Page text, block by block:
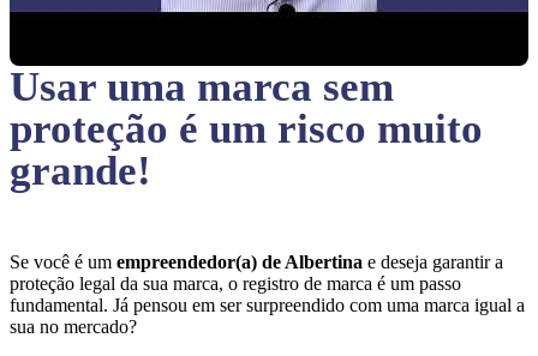
Usar uma marca sem
proteção é um risco muito
grande!
Se você é um empreendedor(a) de Albertina e deseja garantir a
proteção legal da sua marca, o registro de marca é um passo
fundamental. Já pensou em ser surpreendido com uma marca igual a
sua no mercado?